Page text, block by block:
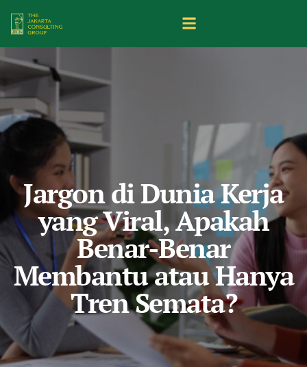
Jargon di Dunia Kerja
yang Viral, Apakah
Benar-Benar
Membantu atau Hanya
Tren Semata?